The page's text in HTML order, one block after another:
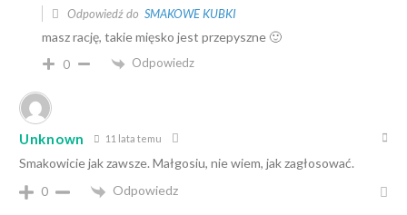
Odpowiedź do SMAKOWE KUBKI
masz rację, takie mięsko jest przepyszne 🙂
0 Odpowiedz
Unknown 11 lata temu
Smakowicie jak zawsze. Małgosiu, nie wiem, jak zagłosować.
0
Odpowiedz